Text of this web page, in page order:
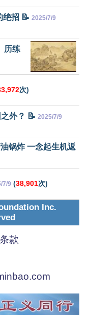
绝招 📝 2025/7/9
历练
次)
外？ 📝 2025/7/9
锅炸 一念起生机返
7/9 (38,901次)
Inc.
款